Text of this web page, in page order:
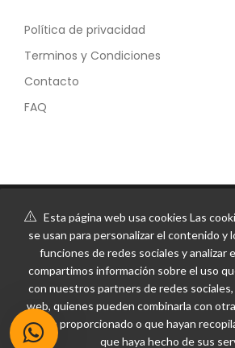
Política de privacidad
Terminos y Condiciones
Contacto
FAQ
Esta página web usa cookies Las
se usan para personalizar el contenido y
funciones de redes sociales y analizar
compartimos información sobre el uso
con nuestros partners de redes sociales,
web, quienes pueden combinarla con
haya proporcionado o que hayan
que haya hecho de sus